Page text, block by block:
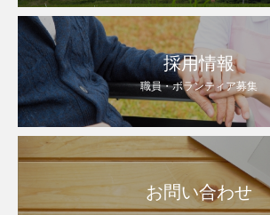
採用情報
職員・ボランティア募集
お問い合わせ